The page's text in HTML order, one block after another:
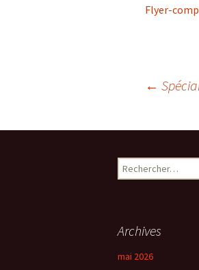
Flyer-
Navigation
←
R
e
r
Archives
mai 2026